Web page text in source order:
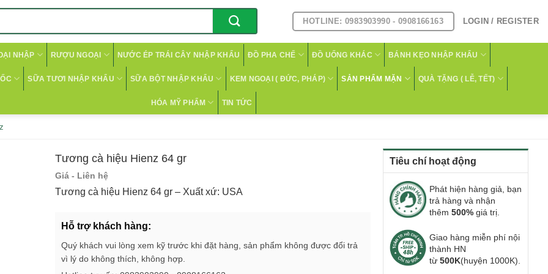
HOTLINE: 0983903990 - 0908166163 LOGIN / REGISTER
NHẬP RƯỢU NGOẠI NƯỚC ÉP TRÁI CÂY NHẬP KHẨU ĐỒ PHA CHẾ ĐỒ UỐNG KHÁC BÁNH KẸO NHẬP KHẨU
SỮA TƯƠI NHẬP KHẨU SỮA BỘT NHẬP KHẨU KEM NGOẠI ( ĐỨC, PHÁP) SẢN PHẨM MẶN QUÀ TẶNG ( LỄ, TẾT)
HÓA MỸ PHẨM TIN TỨC
Tiêu chí hoạt động
Phát hiện hàng giả, bạn
trả hàng và nhận
thêm 500% giá trị.
Giao hàng miễn phí nội
thành HN
từ 500K(huyện 1000K).
Tương cà hiệu Hienz 64 gr
Giá - Liên hệ
Tương cà hiệu Hienz 64 gr – Xuất xứ: USA
Hỗ trợ khách hàng:
Quý khách vui lòng xem kỹ trước khi đặt hàng, sản phẩm không được đổi trả
vì lý do không thích, không hợp.